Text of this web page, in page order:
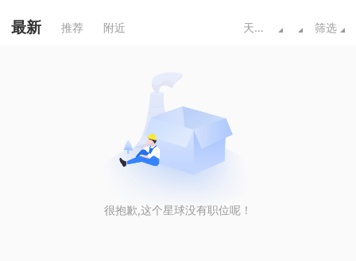
最新 推荐 附近 天水甘肃 筛选
很抱歉,这个星球没有职位呢！